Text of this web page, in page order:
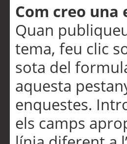
Com creo una
Quan
tema, feu clic
sota del
aquesta
enquestes.
els camps